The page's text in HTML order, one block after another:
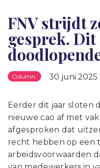
FNV strijdt
gesprek. Dit
Column 30 juni 2025
Eerder dit jaar sloten
nieuwe cao af met
afgesproken dat
recht hebben op een
arbeidsvoorwaarden